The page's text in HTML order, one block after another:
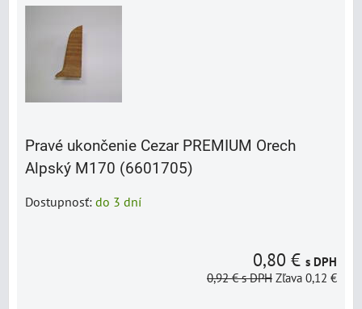
Pravé ukončenie Cezar PREMIUM Orech
Alpský M170 (6601705)
Dostupnosť: do 3 dní
0,80 € s DPH
0,92 €s DPH Zľava 0,12 €